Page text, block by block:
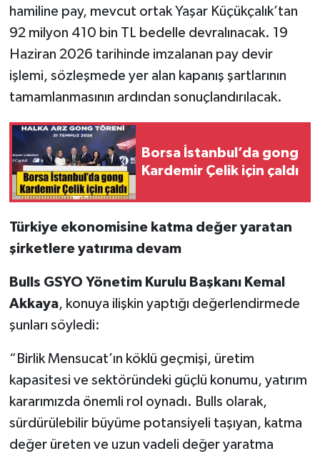
hamiline pay, mevcut ortak Yaşar Küçükçalık’tan
92 milyon 410 bin TL bedelle devralınacak. 19
Haziran 2026 tarihinde imzalanan pay devir
işlemi, sözleşmede yer alan kapanış şartlarının
tamamlanmasının ardından sonuçlandırılacak.
Borsa İstanbul’da gong
Kardemir Çelik için çaldı
Türkiye ekonomisine katma değer yaratan
şirketlere yatırıma devam
Bulls GSYO Yönetim Kurulu Başkanı Kemal
Akkaya, konuya ilişkin yaptığı değerlendirmede
şunları söyledi:
“Birlik Mensucat’ın köklü geçmişi, üretim
kapasitesi ve sektöründeki güçlü konumu, yatırım
kararımızda önemli rol oynadı. Bulls olarak,
sürdürülebilir büyüme potansiyeli taşıyan, katma
değer üreten ve uzun vadeli değer yaratma